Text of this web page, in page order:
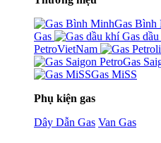
Gas Bình
Gas
Gas
PetroVietNam
Gas
Gas MiSS
Phụ kiện gas
Dây Dẫn Gas Van Gas